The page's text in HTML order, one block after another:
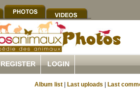
REGISTER LOGIN
Album list Last uploads Last